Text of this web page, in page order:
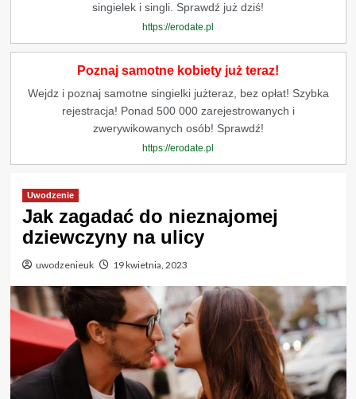
singielek i singli. Sprawdź już dziś!
https://erodate.pl
Poznaj samotne kobiety już teraz!
Wejdz i poznaj samotne singielki jużteraz, bez opłat! Szybka
rejestracja! Ponad 500 000 zarejestrowanych i
zwerywikowanych osób! Sprawdź!
https://erodate.pl
Uwodzenie
Jak zagadać do nieznajomej
dziewczyny na ulicy
uwodzenieuk 19 kwietnia, 2023